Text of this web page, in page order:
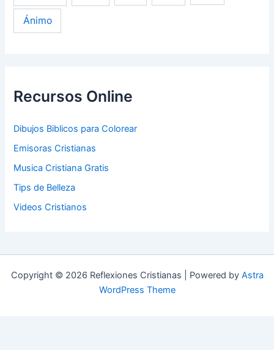
Ánimo
Recursos Online
Dibujos Biblicos para Colorear
Emisoras Cristianas
Musica Cristiana Gratis
Tips de Belleza
Videos Cristianos
Copyright © 2026 Reflexiones Cristianas | Powered by Astra
WordPress Theme